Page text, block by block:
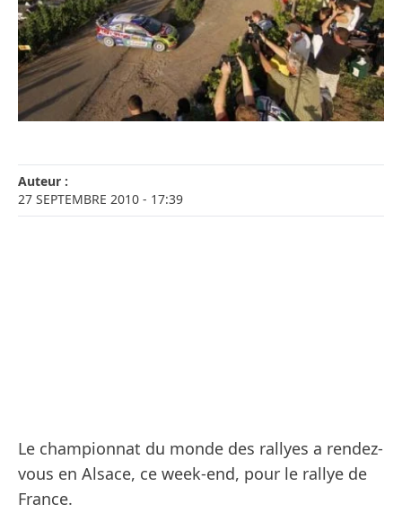
Auteur :
27 SEPTEMBRE 2010 - 17:39
Le championnat du monde des rallyes a rendez-
vous en Alsace, ce week-end, pour le rallye de
France.